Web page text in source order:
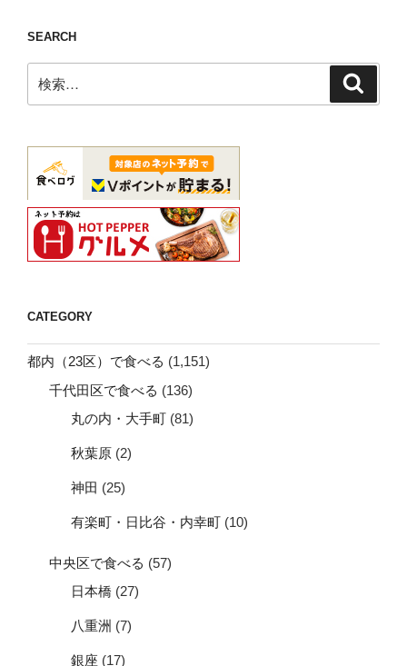
SEARCH
索:
CATEGORY
都内（23区）で食べる (1,151)
千代田区で食べる (136)
丸の内・大手町 (81)
秋葉原 (2)
神田 (25)
有楽町・日比谷・内幸町 (10)
中央区で食べる (57)
日本橋 (27)
八重洲 (7)
銀座 (17)